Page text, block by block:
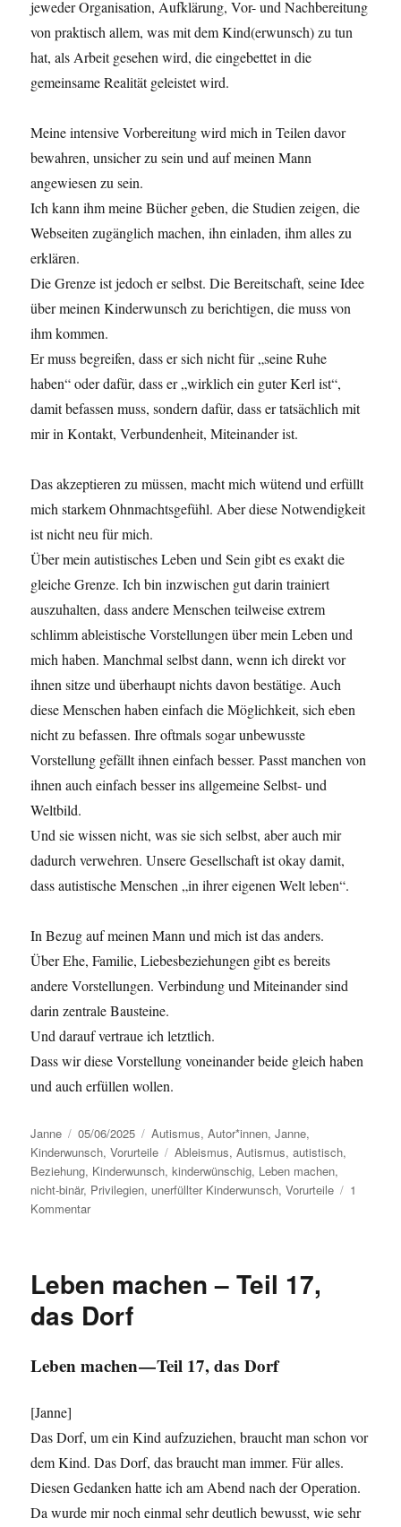
jeweder Organisation, Aufklärung, Vor- und Nachbereitung
von praktisch allem, was mit dem Kind(erwunsch) zu tun
hat, als Arbeit gesehen wird, die eingebettet in die
gemeinsame Realität geleistet wird.
Meine intensive Vorbereitung wird mich in Teilen davor
bewahren, unsicher zu sein und auf meinen Mann
angewiesen zu sein.
Ich kann ihm meine Bücher geben, die Studien zeigen, die
Webseiten zugänglich machen, ihn einladen, ihm alles zu
erklären.
Die Grenze ist jedoch er selbst. Die Bereitschaft, seine Idee
über meinen Kinderwunsch zu berichtigen, die muss von
ihm kommen.
Er muss begreifen, dass er sich nicht für „seine Ruhe
haben“ oder dafür, dass er „wirklich ein guter Kerl ist“,
damit befassen muss, sondern dafür, dass er tatsächlich mit
mir in Kontakt, Verbundenheit, Miteinander ist.
Das akzeptieren zu müssen, macht mich wütend und erfüllt
mich starkem Ohnmachtsgefühl. Aber diese Notwendigkeit
ist nicht neu für mich.
Über mein autistisches Leben und Sein gibt es exakt die
gleiche Grenze. Ich bin inzwischen gut darin trainiert
auszuhalten, dass andere Menschen teilweise extrem
schlimm ableistische Vorstellungen über mein Leben und
mich haben. Manchmal selbst dann, wenn ich direkt vor
ihnen sitze und überhaupt nichts davon bestätige. Auch
diese Menschen haben einfach die Möglichkeit, sich eben
nicht zu befassen. Ihre oftmals sogar unbewusste
Vorstellung gefällt ihnen einfach besser. Passt manchen von
ihnen auch einfach besser ins allgemeine Selbst- und
Weltbild.
Und sie wissen nicht, was sie sich selbst, aber auch mir
dadurch verwehren. Unsere Gesellschaft ist okay damit,
dass autistische Menschen „in ihrer eigenen Welt leben“.
In Bezug auf meinen Mann und mich ist das anders.
Über Ehe, Familie, Liebesbeziehungen gibt es bereits
andere Vorstellungen. Verbindung und Miteinander sind
darin zentrale Bausteine.
Und darauf vertraue ich letztlich.
Dass wir diese Vorstellung voneinander beide gleich haben
und auch erfüllen wollen.
Autor
Janne
Veröffentlicht
am
05/06/2025 Kategorien
Autismus,Autor*innen,Janne,
Kinderwunsch,Vorurteile Schlagwörter
Ableismus,Autismus,autistisch,
Beziehung, Kinderwunsch,kinderwünschig, Leben machen,
nicht-binär, Privilegien, unerfüllter Kinderwunsch,Vorurteile
1
Kommentarzu
Teil
18,
die
Leben machen – Teil 17,
das Dorf
Leben machen — Teil 17, das Dorf
[Janne]
Das Dorf, um ein Kind aufzuziehen, braucht man schon vor
dem Kind. Das Dorf, das braucht man immer. Für alles.
Diesen Gedanken hatte ich am Abend nach der Operation.
Da wurde mir noch einmal sehr deutlich bewusst, wie sehr